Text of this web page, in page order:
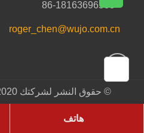
roger_chen@wujo.com.cn
© حقوق النشر لشركتك 2020. كل الحقوق محفوظة.
هاتف